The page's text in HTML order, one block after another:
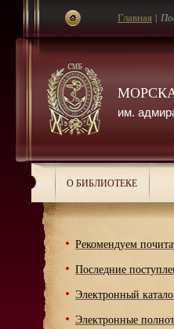
им.
Главная |
О БИБЛИОТЕКЕ
Рекомендуем
Последние
Электронный
Электронные